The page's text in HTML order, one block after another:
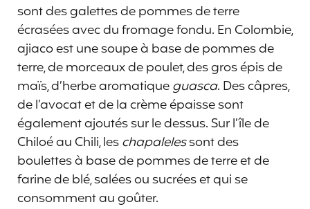
sont des galettes de pommes de terre
écrasées avec du fromage fondu. En Colombie,
ajiaco est une soupe à base de pommes de
terre, de morceaux de poulet, des gros épis de
maïs, d’herbe aromatiqueguasca. Des câpres,
de l’avocat et de la crème épaisse sont
également ajoutés sur le dessus. Sur l’île de
Chiloé au Chili, leschapalelessont des
boulettes à base de pommes de terre et de
farine de blé, salées ou sucrées et qui se
consomment au goûter.